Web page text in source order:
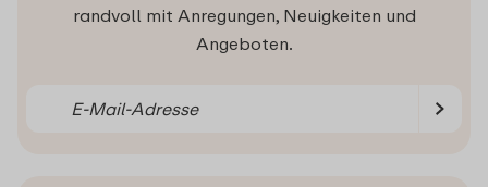
randvoll mit Anregungen, Neuigkeiten und
Angeboten.